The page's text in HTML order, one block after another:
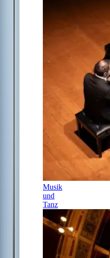
Musik
und
Tanz